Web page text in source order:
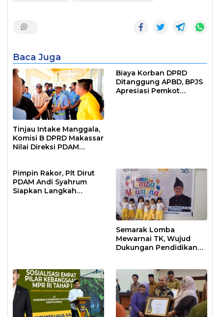
Baca Juga
Tinjau Intake Manggala,
Komisi B DPRD Makassar
Nilai Direksi PDAM
Biaya Korban DPRD
Ditanggung APBD, BPJS
Apresiasi Pemkot
Pimpin Rakor, Plt Dirut
PDAM Andi Syahrum
Siapkan Langkah
Semarak Lomba
Mewarnai TK, Wujud
Dukungan Pendidikan